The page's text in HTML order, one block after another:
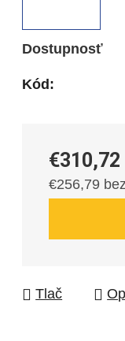
Dostupnosť
Kód:
€310,72
€256,79
Tlač